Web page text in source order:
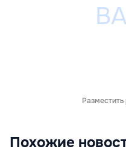
Похожие